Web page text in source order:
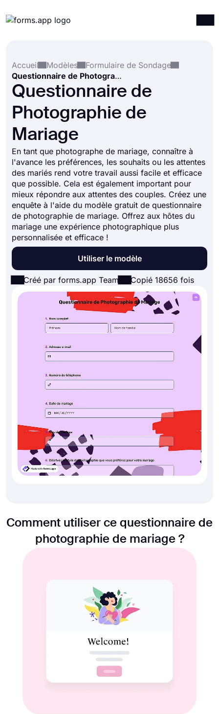
Intégrations
Modèles
Ressources
Tarification
Accueil
Modèles
Formulaire de Sondage
Questionnaire de Photographie de Mariage
Questionnaire de
Photographie de
Mariage
En tant que photographe de mariage, connaître à
l'avance les préférences, les souhaits ou les attentes
des mariés rend votre travail aussi facile et efficace
que possible. Cela est également important pour
mieux répondre aux attentes des couples. Créez une
enquête à l'aide du modèle gratuit de questionnaire
de photographie de mariage. Offrez aux hôtes du
mariage une expérience photographique plus
personnalisée et efficace !
Utiliser le modèle
Créé par forms.app Team Copié 18656 fois
Comment utiliser ce questionnaire de
photographie de mariage ?